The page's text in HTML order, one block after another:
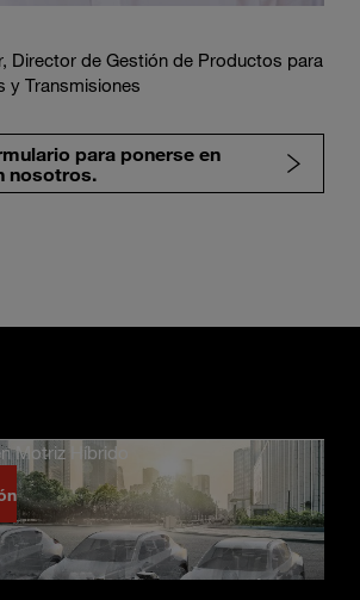
Director de Gestión de Productos para
y Transmisiones
para ponerse en
nosotros.
Motriz Híbrido